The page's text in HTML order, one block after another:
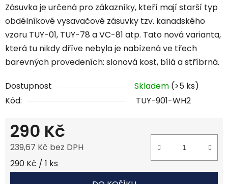
Zásuvka je určená pro zákazníky, kteří mají starší typ
obdélníkové vysavačové zásuvky tzv. kanadského
vzoru TUY-01, TUY-78 a VC-81 atp. Tato nová varianta,
která tu nikdy dříve nebyla je nabízená ve třech
barevných provedeních: slonová kost, bílá a stříbrná.
Dostupnost Skladem (>5 ks)
Kód:
TUY-901-WH2
290 Kč
239,67 Kč bez DPH
Měrná cena:
290 Kč / 1 ks